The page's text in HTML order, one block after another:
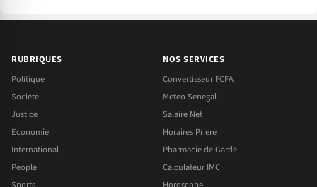
RUBRIQUES
Politique
Societe
Justice
Economie
International
People
NOS SERVICES
Convertisseur FCFA
Meteo Senegal
Salaire Net
Horaires Priere
Pharmacie de Garde
Calculateur IMC